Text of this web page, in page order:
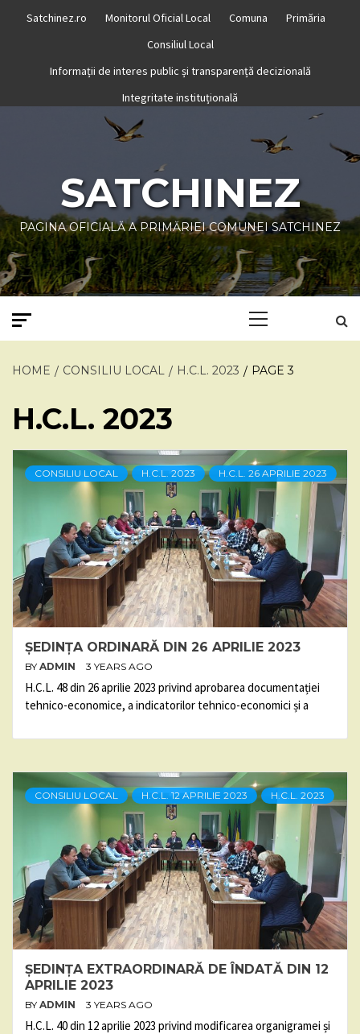
Satchinez.ro Monitorul Oficial Local Comuna
Primăria
Consiliul Local
Informații de interes public și transparență decizională
Integritate instituțională
SATCHINEZ
PAGINA OFICIALĂ A PRIMĂRIEI COMUNEI SATCHINEZ
HOME CONSILIU LOCAL H.C.L. 2023 PAGE 3
H.C.L. 2023
CONSILIU LOCAL H.C.L. 2023 H.C.L. 26 APRILIE 2023
ȘEDINȚA ORDINARĂ DIN 26 APRILIE 2023
BY ADMIN 3 YEARS AGO
H.C.L. 48 din 26 aprilie 2023 privind aprobarea documentației
tehnico-economice, a indicatorilor tehnico-economici și a
CONSILIU LOCAL H.C.L. 12 APRILIE 2023 H.C.L. 2023
ȘEDINȚA EXTRAORDINARĂ DE ÎNDATĂ DIN 12
APRILIE 2023
BY ADMIN 3 YEARS AGO
H.C.L. 40 din 12 aprilie 2023 privind modificarea organigramei și